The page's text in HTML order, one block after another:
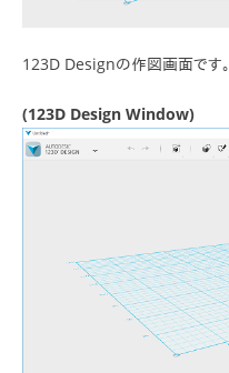
123D Designの作図画面です。
(123D Design Window)